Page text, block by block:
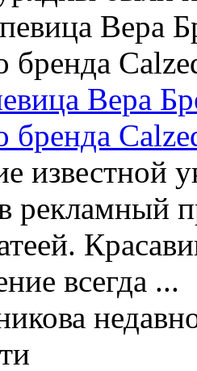
Вера
бренда
известной
рекламный
всегда ...